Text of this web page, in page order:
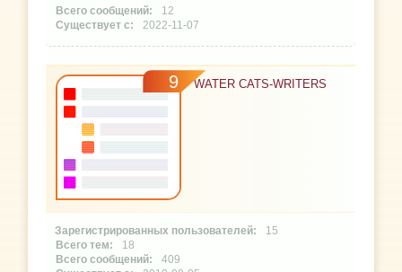
12
2022-11-07
9 WATER CATS-WRITERS
15
18
409